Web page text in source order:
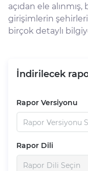
açıdan ele
girişimlerin
birçok detaylı
İndirilecek
Rapor Versiyonu
Rapor Versiyonu
Rapor Dili
Rapor Dili Seçin